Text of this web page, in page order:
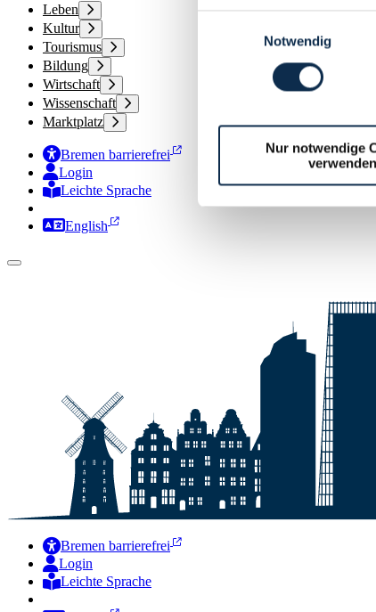
Notwendig
Nur notwendige
verwenden
Leben
Kultur
Tourismus
Bildung
Wirtschaft
Wissenschaft
Marktplatz
Bremen barrierefrei
Login
Leichte Sprache
Zur Deutschen Gebärdensprache
English
Bremen barrierefrei
Login
Leichte Sprache